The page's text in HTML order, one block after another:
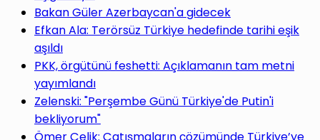
Bakan Güler Azerbaycan'a gidecek
Efkan Ala: Terörsüz Türkiye hedefinde tarihi eşik
aşıldı
PKK, örgütünü feshetti: Açıklamanın tam metni
yayımlandı
Zelenski: "Perşembe Günü Türkiye'de Putin'i
bekliyorum"